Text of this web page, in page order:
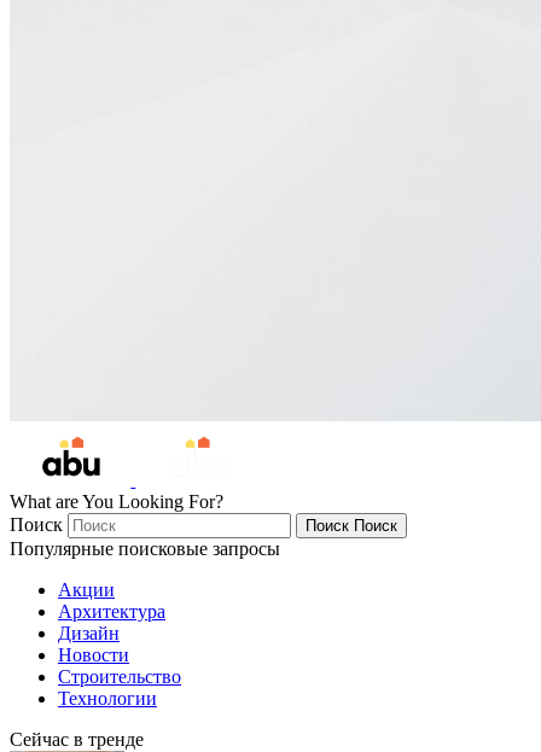
What are You Looking For?
Поиск
Поиск Поиск
Популярные поисковые запросы
Акции
Архитектура
Дизайн
Новости
Строительство
Технологии
Сейчас в тренде